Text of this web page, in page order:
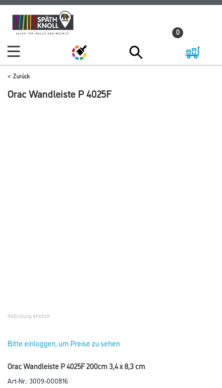
Zum
Inhalt
Zum
Navigationsmenü
0
Zurück
Orac Wandleiste P 4025F
Abbildung ähnlich
Bitte einloggen, um Preise zu sehen
Orac Wandleiste P 4025F 200cm 3,4 x 8,3 cm
Art-Nr.:3009-000816